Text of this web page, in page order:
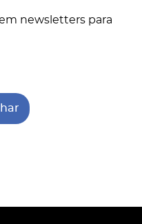
newsletters para